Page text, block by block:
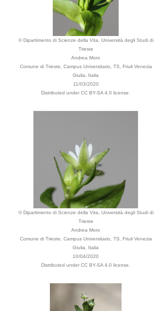
© Dipartimento di Scienze della Vita, Università degli Studi di
Trieste
Andrea Moro
Comune di Trieste, Campus Universitario, TS, Friuli Venezia
Giulia, Italia
11/03/2020
Distributed under CC BY-SA 4.0 license.
© Dipartimento di Scienze della Vita, Università degli Studi di
Trieste
Andrea Moro
Comune di Trieste, Campus Universitario, TS, Friuli Venezia
Giulia, Italia
10/04/2020
Distributed under CC BY-SA 4.0 license.